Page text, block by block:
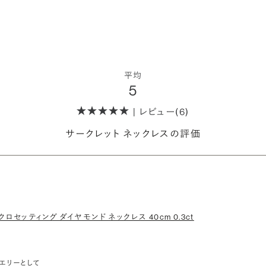
平均
5
| レビュー(6)
サークレット ネックレスの評価
ロセッティング ダイヤモンド ネックレス 40cm 0.3ct
リーとして